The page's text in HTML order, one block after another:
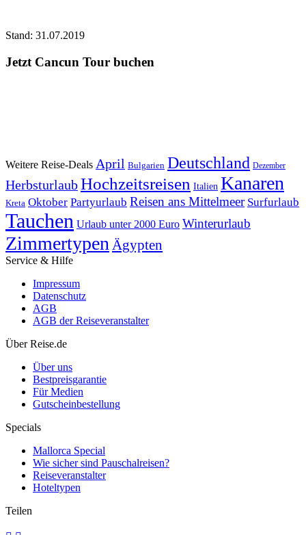
Stand: 31.07.2019
Jetzt Cancun Tour buchen
Weitere Reise-Deals April Bulgarien Deutschland Dezember
HerbsturlaubHochzeitsreisen Italien Kanaren
Kreta Oktober Partyurlaub Reisen ans Mittelmeer Surfurlaub
Tauchen Urlaub unter 2000 Euro Winterurlaub
Zimmertypen Ägypten
Service & Hilfe
Impressum
Datenschutz
AGB
AGB der Reiseveranstalter
Über Reise.de
Über uns
Bestpreisgarantie
Für Medien
Gutscheinbestellung
Specials
Mallorca Special
Wie sicher sind Pauschalreisen?
Reiseveranstalter
Hoteltypen
Teilen